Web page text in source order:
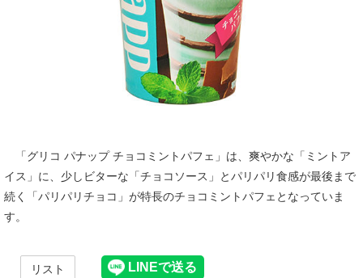
「グリコ パナップ チョコミントパフェ」は、爽やかな「ミントア
イス」に、少しビターな「チョコソース」とパリパリ食感が最後まで
続く「パリパリチョコ」が特長のチョコミントパフェとなっていま
す。
リスト